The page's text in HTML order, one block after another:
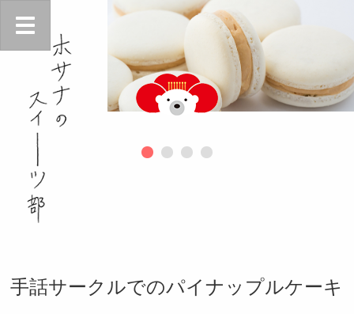
手話サークルでのパイナップルケーキ